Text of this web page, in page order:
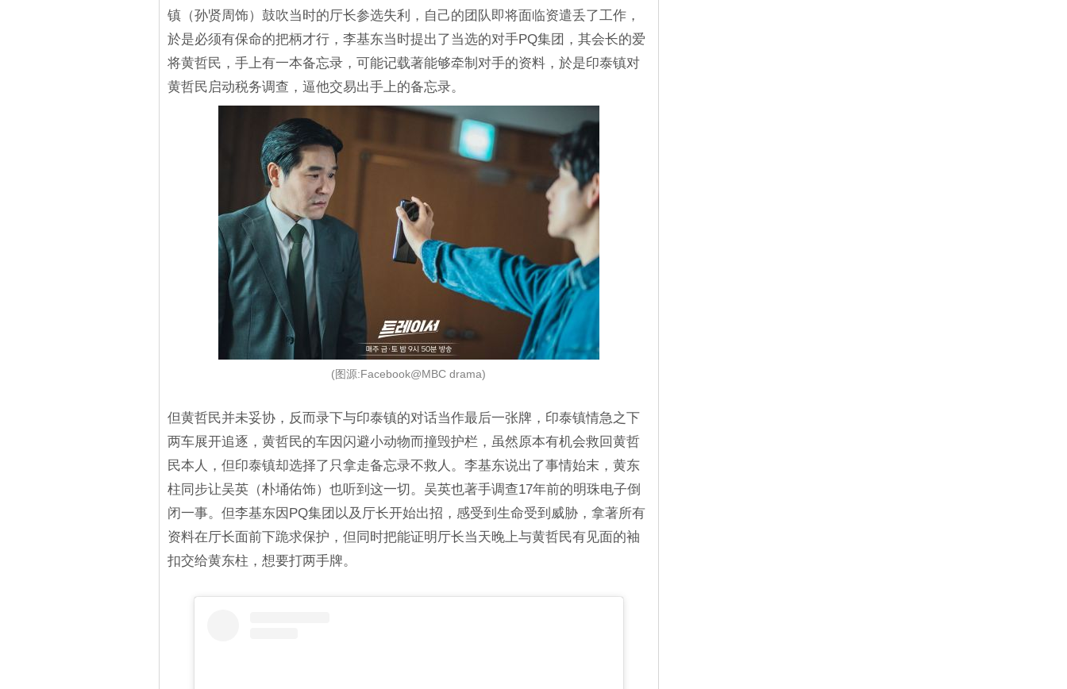
镇（孙贤周饰）鼓吹当时的厅长参选失利，自己的团队即将面临资遣丢了工作，
於是必须有保命的把柄才行，李基东当时提出了当选的对手PQ集团，其会长的爱
将黄哲民，手上有一本备忘录，可能记载著能够牵制对手的资料，於是印泰镇对
黄哲民启动税务调查，逼他交易出手上的备忘录。
(图源:Facebook@MBC drama)
但黄哲民并未妥协，反而录下与印泰镇的对话当作最后一张牌，印泰镇情急之下
两车展开追逐，黄哲民的车因闪避小动物而撞毁护栏，虽然原本有机会救回黄哲
民本人，但印泰镇却选择了只拿走备忘录不救人。李基东说出了事情始末，黄东
柱同步让吴英（朴埇佑饰）也听到这一切。吴英也著手调查17年前的明珠电子倒
闭一事。但李基东因PQ集团以及厅长开始出招，感受到生命受到威胁，拿著所有
资料在厅长面前下跪求保护，但同时把能证明厅长当天晚上与黄哲民有见面的袖
扣交给黄东柱，想要打两手牌。